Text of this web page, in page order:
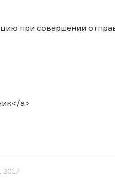
при совершении
a>
2017